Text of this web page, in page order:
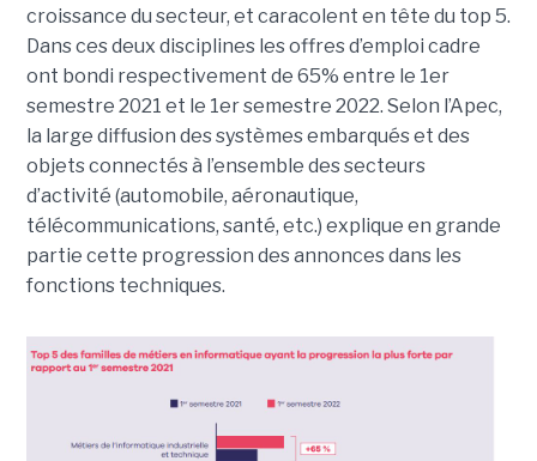
croissance du secteur, et caracolent en tête du top 5.
Dans ces deux disciplines les offres d’emploi cadre
ont bondi respectivement de 65% entre le 1er
semestre 2021 et le 1er semestre 2022. Selon l’Apec,
la large diffusion des systèmes embarqués et des
objets connectés à l’ensemble des secteurs
d’activité (automobile, aéronautique,
télécommunications, santé, etc.) explique en grande
partie cette progression des annonces dans les
fonctions techniques.